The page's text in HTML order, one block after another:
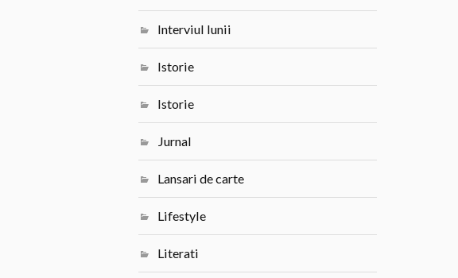
Interviul lunii
Istorie
Istorie
Jurnal
Lansari de carte
Lifestyle
Literati